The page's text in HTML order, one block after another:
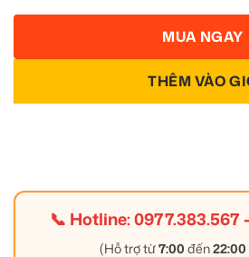
THÊM VÀO
MUA NGAY
📞 Hotline:0977.383.567-
(Hỗ trợ từ7:00 đến22:00